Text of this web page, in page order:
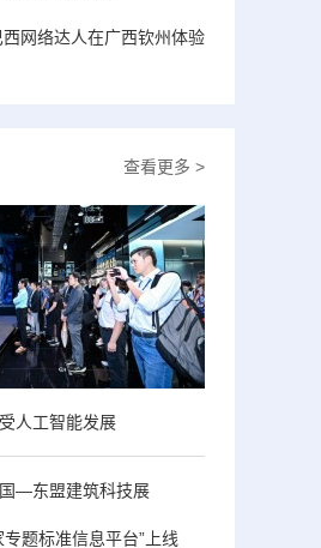
网络达人在广西钦州体验
查看更多 >
人工智能发展
—东盟建筑科技展
题标准信息平台”上线